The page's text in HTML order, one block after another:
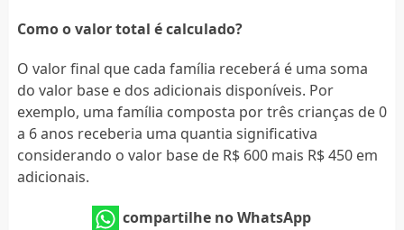
Como o valor total é calculado?
O valor final que cada família receberá é uma soma
do valor base e dos adicionais disponíveis. Por
exemplo, uma família composta por três crianças de 0
a 6 anos receberia uma quantia significativa
considerando o valor base de R$ 600 mais R$ 450 em
adicionais.
compartilhe no WhatsApp